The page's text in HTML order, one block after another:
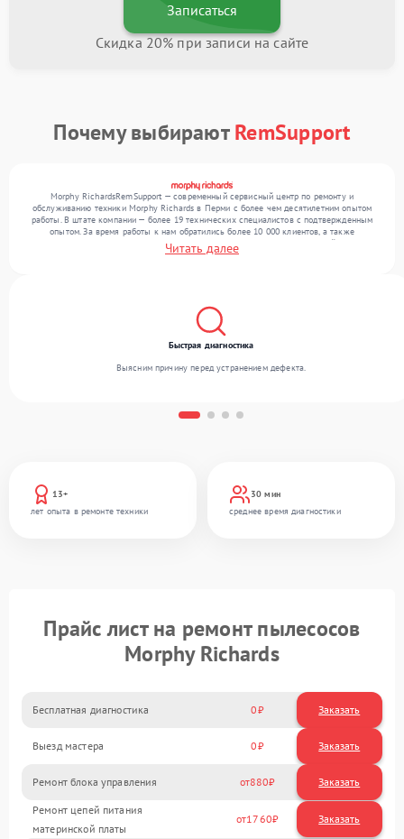
Записаться
Скидка 20% при записи на сайте
Почему выбираютRemSupport
Morphy RichardsRemSupport — современный сервисный центр по ремонту и
обслуживанию техники Morphy Richards в Перми с более чем десятилетним опытом
работы. В штате компании — более 19 технических специалистов с подтвержденным
опытом. За время работы к нам обратились более 10 000 клиентов, а также
выполнено выполнено более 12 000 ремонтов. Ежемесячно в сервисный центр
поступает свыше 300 единиц техники, включая , , . Мы беремся за задачи любой
Читать далее
13+
лет опыта в ремонте техники
30 мин
среднее время диагностики
Быстрая диагностика
Выясним причину перед устранением дефекта.
Прайс лист на ремонт пылесосов
Morphy Richards
Бесплатная диагностика 0 Заказать
Выезд мастера 0 Заказать
Ремонт блока управления 880
Ремонт цепей питания
материнской платы
1760